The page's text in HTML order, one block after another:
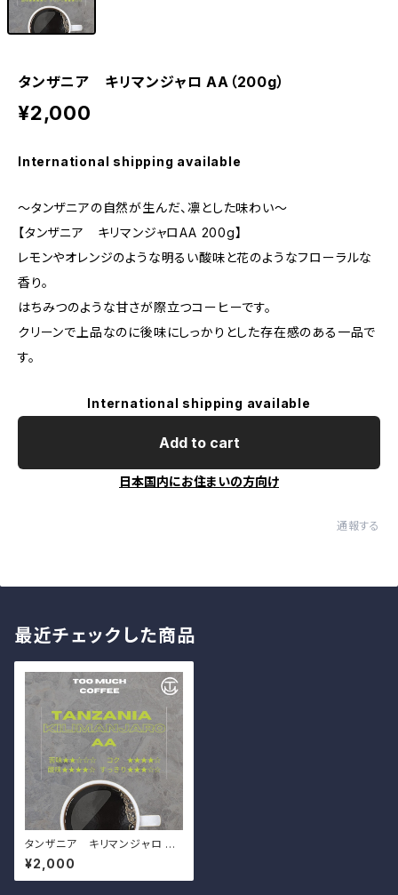
タンザニア キリマンジャロ AA（200g）
¥2,000
International shipping available
〜タンザニアの自然が生んだ、凛とした味わい〜
【タンザニア キリマンジャロAA 200g】
レモンやオレンジのような明るい酸味と花のようなフローラルな
香り。
はちみつのような甘さが際立つコーヒーです。
クリーンで上品なのに後味にしっかりとした存在感のある一品で
す。
International shipping available
Add to cart
日本国内にお住まいの方向け
通報する
最近チェックした商品
タンザニア キリマンジャロ AA
（200g）
¥2,000